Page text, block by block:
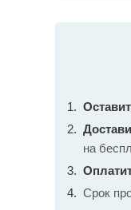
на
Срок